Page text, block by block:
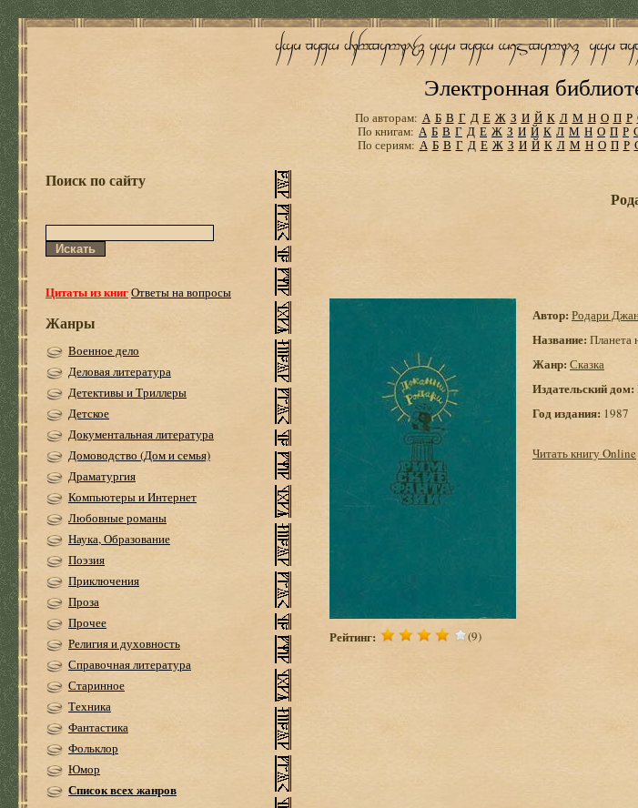
Электронная
По авторам: А Б В Г Д Е Ж З И Й К Л М Н О П Р
По книгам: А Б В Г Д Е Ж З И Й К Л М Н О П Р
По сериям: А Б В Г Д Е Ж З И Й К Л М Н О П Р
Поиск по сайту
Цитаты из книгОтветы на вопросы
Жанры
Военное дело
Деловая литература
Детективы и Триллеры
Детское
Документальная литература
Домоводство (Дом и семья)
Драматургия
Компьютеры и Интернет
Любовные романы
Наука, Образование
Поэзия
Приключения
Проза
Прочее
Религия и духовность
Справочная литература
Старинное
Техника
Фантастика
Фольклор
Юмор
Список всех жанров
Рейтинг: (9)
Автор: Родари
Название: Планета
Жанр: Сказка
Издательский дом:
Год издания: 1987
Читать книгу Online